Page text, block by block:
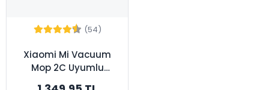
(54)
Xiaomi Mi Vacuum
Mop 2C Uyumlu